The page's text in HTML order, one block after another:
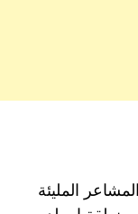
المليئة